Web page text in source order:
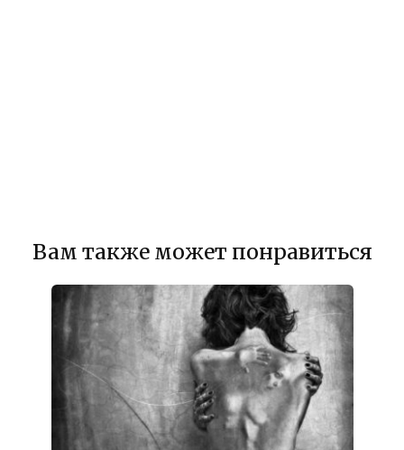
Вам также может понравиться